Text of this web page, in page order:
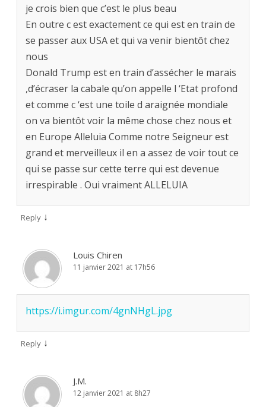
je crois bien que c’est le plus beau
En outre c est exactement ce qui est en train de
se passer aux USA et qui va venir bientôt chez
nous
Donald Trump est en train d’assécher le marais
,d’écraser la cabale qu’on appelle l ‘Etat profond
et comme c ‘est une toile d araignée mondiale
on va bientôt voir la même chose chez nous et
en Europe Alleluia Comme notre Seigneur est
grand et merveilleux il en a assez de voir tout ce
qui se passe sur cette terre qui est devenue
irrespirable . Oui vraiment ALLELUIA
Reply ↓
Louis Chiren
11 janvier 2021 at 17h56
https://i.imgur.com/4gnNHgL.jpg
Reply ↓
J.M.
12 janvier 2021 at 8h27